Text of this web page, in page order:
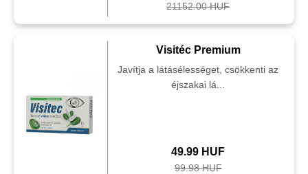
21152.00 HUF
Visitéc Premium
Javítja a látásélességet, csökkenti az
éjszakai lá...
49.99 HUF
99.98 HUF